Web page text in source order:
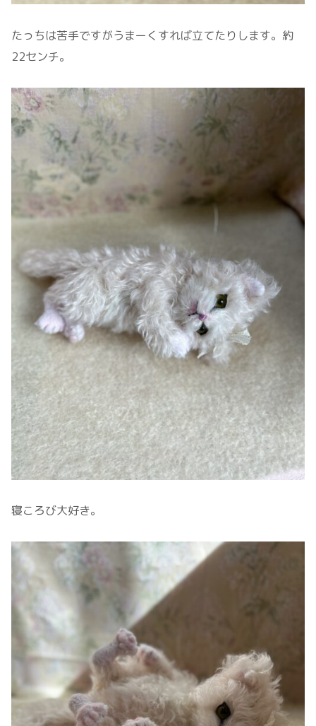
たっちは苦手ですがうまーくすれば立てたりします。約
22センチ。
寝ころび大好き。